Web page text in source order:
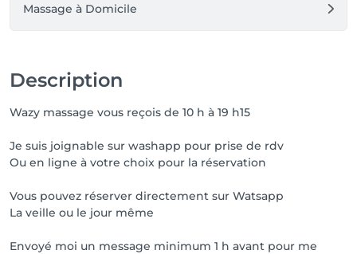
Massage à Domicile
Description
Wazy massage vous reçois de 10 h à 19 h15
Je suis joignable sur washapp pour prise de rdv
Ou en ligne à votre choix pour la réservation
Vous pouvez réserver directement sur Watsapp
La veille ou le jour même
Envoyé moi un message minimum 1 h avant pour me